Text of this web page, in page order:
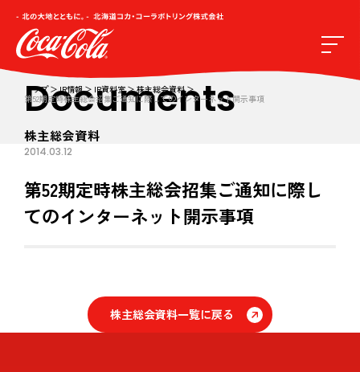
トップ IR情報 IR資料室
株主総会資料
第52期定時株主総会招集ご通知に際してのインターネット開示事項
Documents
株主総会資料
2014.03.12
第52期定時株主総会招集ご通知に際し
てのインターネット開示事項
株主総会資料一覧に戻る